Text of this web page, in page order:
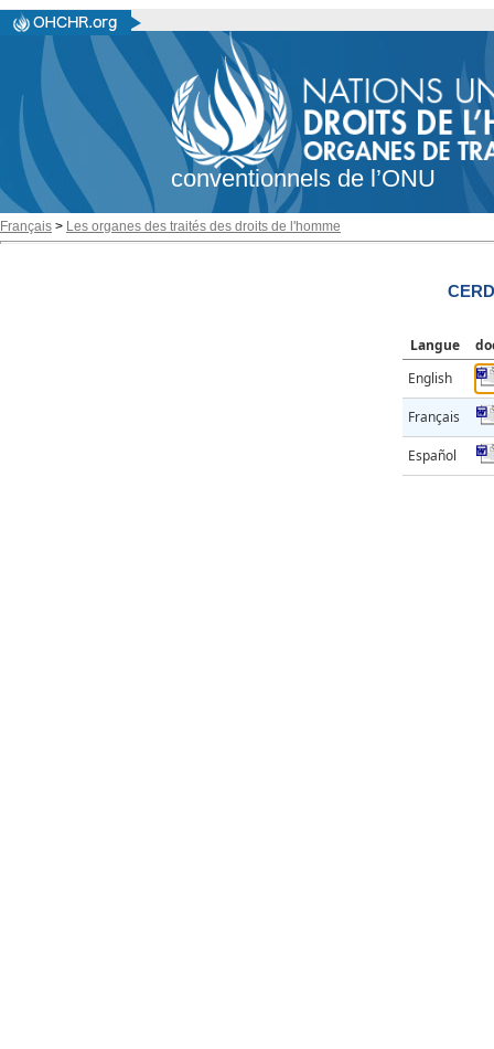
conventionnels de l’ONU
Français > Les organes des traités des droits de l'homme
Langue
English
Français
Español